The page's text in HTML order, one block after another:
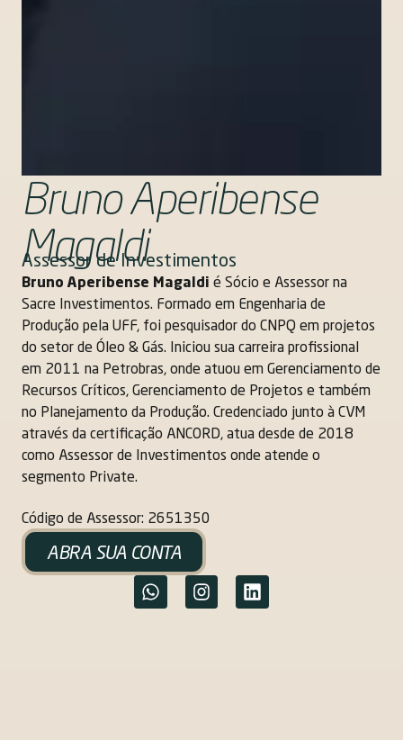
Bruno Aperibense
Magaldi
Assessor de Investimentos
Bruno Aperibense Magaldi é Sócio e Assessor na
Sacre Investimentos. Formado em Engenharia de
Produção pela UFF, foi pesquisador do CNPQ em projetos
do setor de Óleo & Gás. Iniciou sua carreira profissional
em 2011 na Petrobras, onde atuou em Gerenciamento de
Recursos Críticos, Gerenciamento de Projetos e também
no Planejamento da Produção. Credenciado junto à CVM
através da certificação ANCORD, atua desde de 2018
como Assessor de Investimentos onde atende o
segmento Private.
Código de Assessor: 2651350
ABRA SUA CONTA